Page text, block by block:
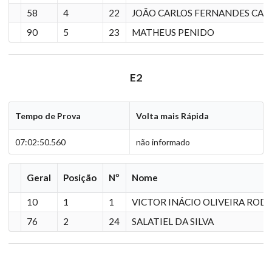
58
4 22
JOÃO CARLOS FERNANDES
90
5 23 MATHEUS PENIDO
E2
Tempo de Prova Volta mais Rápida
07:02:50.560 não informado
Geral Posição Nº Nome
10 1 1
VICTOR INÁCIO OLIVEIRA
76
2 24 SALATIEL DA SILVA